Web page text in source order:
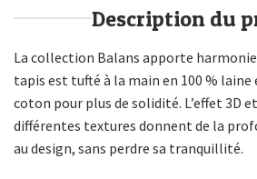
Description du
La collection Balans apporte harmonie
tapis est tufté à la main en 100 % laine
coton pour plus de solidité. L’effet 3D
différentes textures donnent de la
au design, sans perdre sa tranquillité.